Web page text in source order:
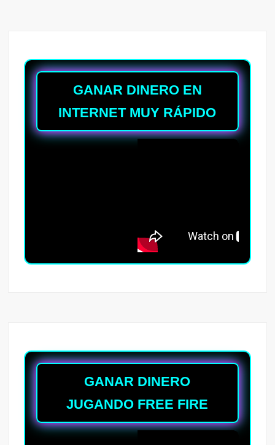
GANAR DINERO EN
INTERNET MUY RÁPIDO
GANAR DINERO
JUGANDO FREE FIRE